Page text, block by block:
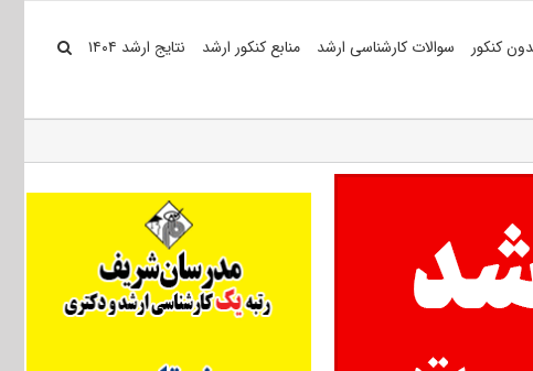
کنکور سوالات کارشناسی ارشد منابع کنکور ارشد نتایج ارشد ۱۴۰۴